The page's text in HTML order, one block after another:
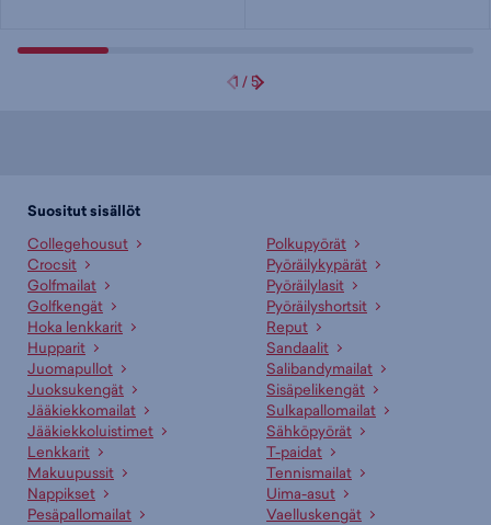
1 /5
Suositut sisällöt
Collegehousut
Crocsit
Golfmailat
Golfkengät
Hoka lenkkarit
Hupparit
Juomapullot
Juoksukengät
Jääkiekkomailat
Jääkiekkoluistimet
Lenkkarit
Makuupussit
Nappikset
Pesäpallomailat
Polkupyörät
Pyöräilykypärät
Pyöräilylasit
Pyöräilyshortsit
Reput
Sandaalit
Salibandymailat
Sisäpelikengät
Sulkapallomailat
Sähköpyörät
T-paidat
Tennismailat
Uima-asut
Vaelluskengät